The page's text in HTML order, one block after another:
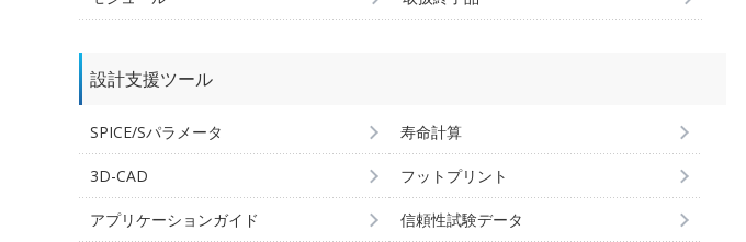
設計支援ツール
SPICE/Sパラメータ 寿命計算
3D-CAD フットプリント
アプリケーションガイド 信頼性試験データ